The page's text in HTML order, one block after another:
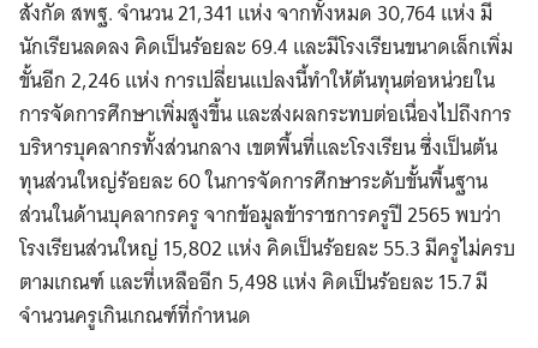
สังกัด สพฐ. จำนวน 21,341 แห่ง จากทั้งหมด 30,764 แห่ง มี
นักเรียนลดลง คิดเป็นร้อยละ 69.4 และมีโรงเรียนขนาดเล็กเพิ่ม
ขั้นอีก 2,246 แห่ง การเปลี่ยนแปลงนี้ทำให้ต้นทุนต่อหน่วยใน
การจัดการศึกษาเพิ่มสูงขึ้น และส่งผลกระทบต่อเนื่องไปถึงการ
บริหารบุคลากรทั้งส่วนกลาง เขตพื้นที่และโรงเรียน ซึ่งเป็นต้น
ทุนส่วนใหญ่ร้อยละ 60 ในการจัดการศึกษาระดับขั้นพื้นฐาน
ส่วนในด้านบุคลากรครู จากข้อมูลข้าราชการครูปี 2565 พบว่า
โรงเรียนส่วนใหญ่ 15,802 แห่ง คิดเป็นร้อยละ 55.3 มีครูไม่ครบ
ตามเกณฑ์ และที่เหลืออีก 5,498 แห่ง คิดเป็นร้อยละ 15.7 มี
จำนวนครูเกินเกณฑ์ที่กำหนด